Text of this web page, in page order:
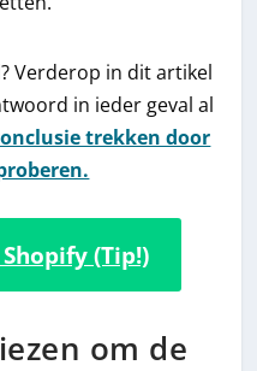
Verderop in dit artikel
in ieder geval al
trekken door
(Tip!)
om de